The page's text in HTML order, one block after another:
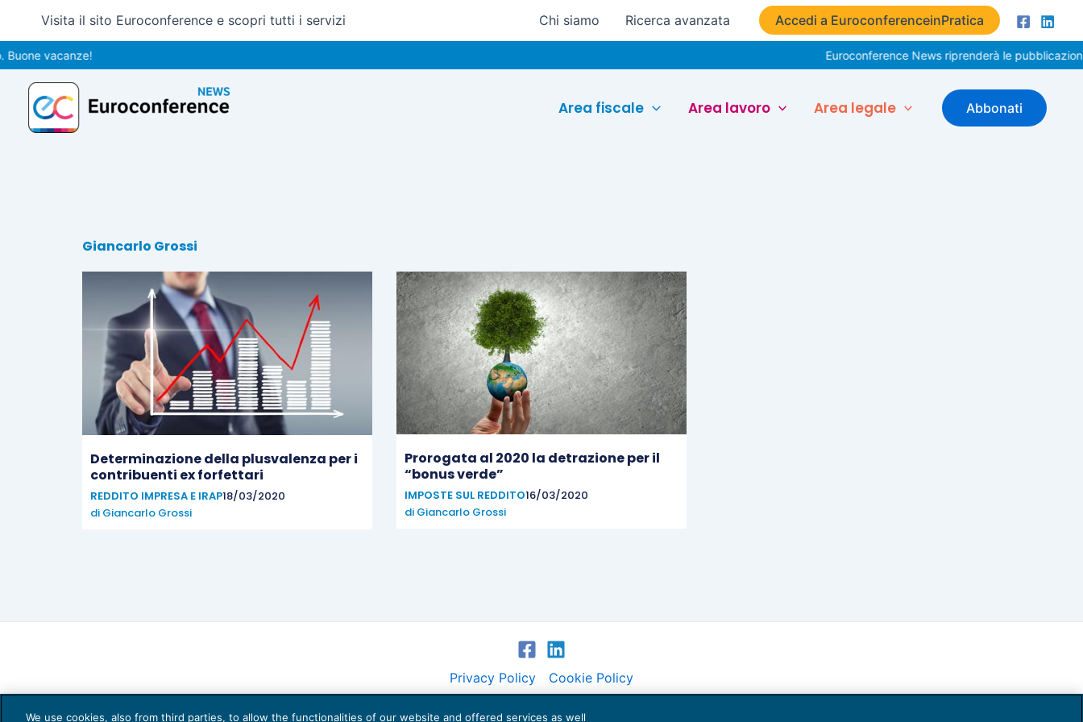
contenuto
Visita il sito Euroconference e scopri tutti i servizi Chi siamo Ricerca avanzata Accedi a EuroconferenceinPratica
vacanze! Euroconference News riprenderà le pubblicazioni
Area fiscale Area lavoro Area legale Abbonati
Giancarlo Grossi
Determinazione della plusvalenza per i
contribuenti ex forfettari
REDDITO IMPRESA E IRAP18/03/2020
di Giancarlo Grossi
Prorogata al 2020 la detrazione per il
“bonus verde”
IMPOSTE SUL REDDITO16/03/2020
di Giancarlo Grossi
Privacy Policy Cookie Policy
We use cookies, also from third parties, to allow the functionalities of our website and offered services as well